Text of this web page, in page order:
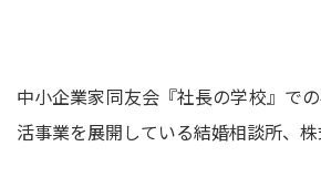
中小企業家同友会『社長の学校』で
活事業を展開している結婚相談所、株